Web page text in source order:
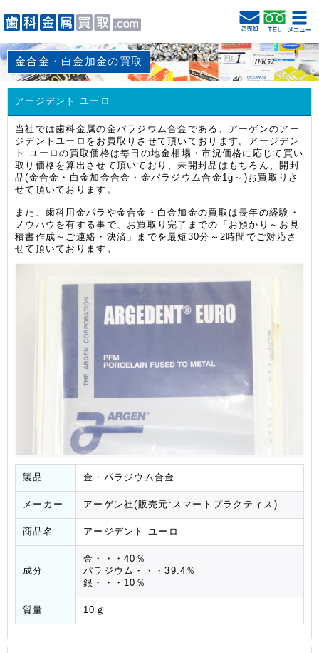
金合金・白金加金の買取
アージデント ユーロ
当社では歯科金属の金パラジウム合金である、アーゲンのアー
ジデントユーロをお買取りさせて頂いております。アージデン
ト ユーロの買取価格は毎日の地金相場・市況価格に応じて買い
取り価格を算出させて頂いており、未開封品はもちろん、開封
品(金合金・白金加金合金・金パラジウム合金1g～)お買取りさ
せて頂いております。
また、歯科用金パラや金合金・白金加金の買取は長年の経験・
ノウハウを有する事で、お買取り完了までの「お預かり～お見
積書作成～ご連絡・決済」までを最短30分～2時間でご対応さ
せて頂いております。
製品 金・パラジウム合金
メーカー アーゲン社(販売元:スマートプラクティス)
商品名 アージデント ユーロ
成分
金・・・40％
パラジウム・・・39.4％
銀・・・10％
質量 10ｇ